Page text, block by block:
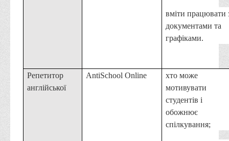
вміти працювати
документами та
графіками.
Репетитор
англійської
AntiSchool Online
хто може
мотивувати
студентів і
обожнює
спілкування;